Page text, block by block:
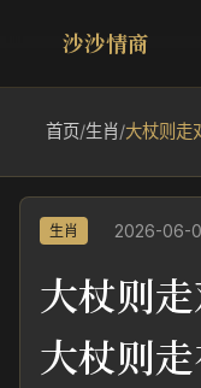
沙沙情商
首页/生肖/大杖则走
生肖 2026-06-
大杖则走
大杖则